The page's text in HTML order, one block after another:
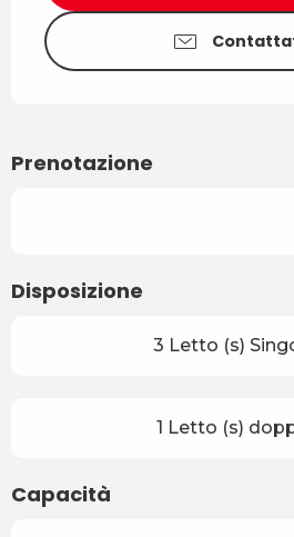
Prenotazione
Disposizione
3 Letto (s)
1 Letto (s)
Capacità